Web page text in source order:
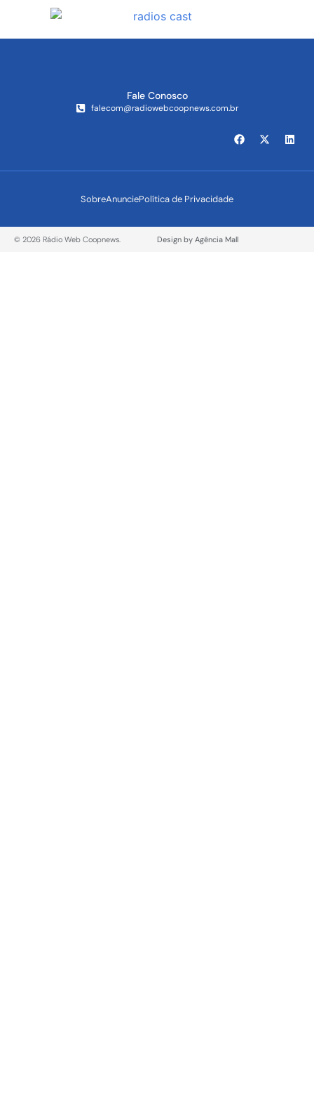
Fale Conosco
falecom@radiowebcoopnews.com.br
SobreAnunciePolítica de Privacidade
© 2026 Rádio Web Coopnews. Design by Agência Mall